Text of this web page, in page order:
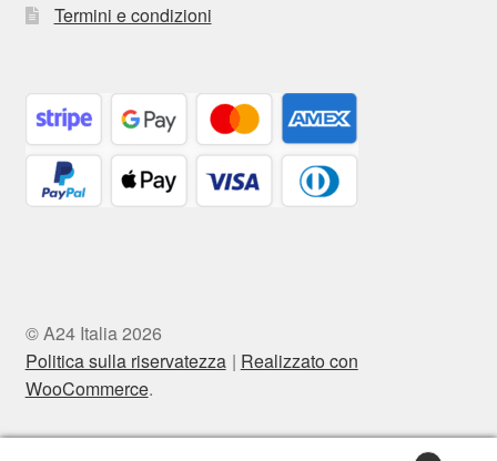
Termini e condizioni
© A24 Italia 2026
Politica sulla riservatezza
Realizzato con
WooCommerce.